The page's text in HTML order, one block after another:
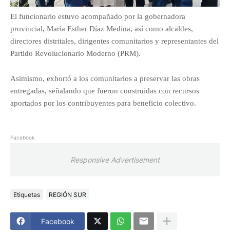
El funcionario estuvo acompañado por la gobernadora
provincial, María Esther Díaz Medina, así como alcaldes,
directores distritales, dirigentes comunitarios y representantes del
Partido Revolucionario Moderno (PRM).
Asimismo, exhortó a los comunitarios a preservar las obras
entregadas, señalando que fueron construidas con recursos
aportados por los contribuyentes para beneficio colectivo.
Facebook
Responsive Advertisement
Etiquetas REGIÓN SUR
Facebook